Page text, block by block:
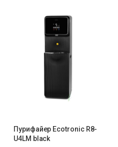
Пурифайер Ecotronic R8-
U4LM black